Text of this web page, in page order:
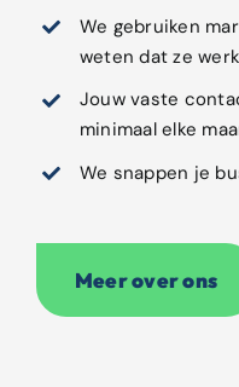
We gebruiken
weten dat ze
Jouw vaste
minimaal elke
We snappen je
Meer over ons